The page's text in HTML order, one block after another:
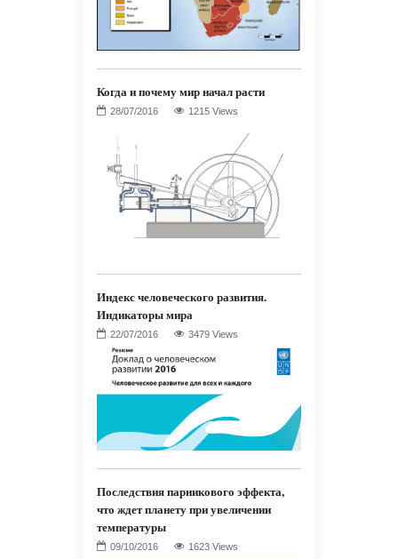
Когда и почему мир начал расти
1215 Views
Индекс человеческого развития.
Индикаторы мира
3479 Views
Последствия парникового эффекта,
что ждет планету при увеличении
температуры
1623 Views